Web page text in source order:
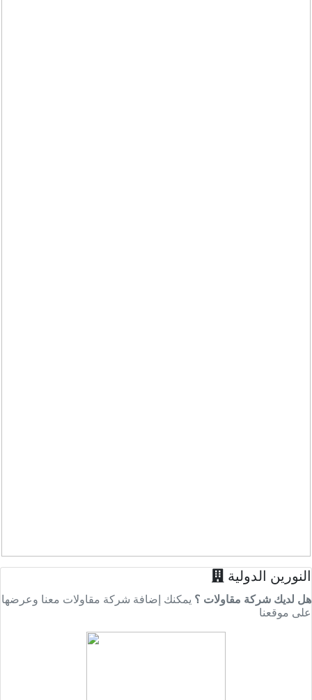
النورين الدولية
هل لديك شركة مقاولات ؟ يمكنك إضافة شركة مقاولات معنا وعرضها
على موقعنا